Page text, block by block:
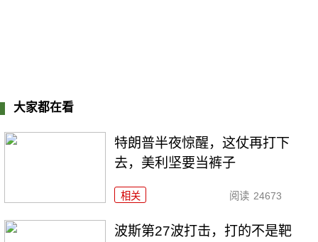
大家都在看
特朗普半夜惊醒，这仗再打下
去，美利坚要当裤子
相关 阅读 24673
波斯第27波打击，打的不是靶